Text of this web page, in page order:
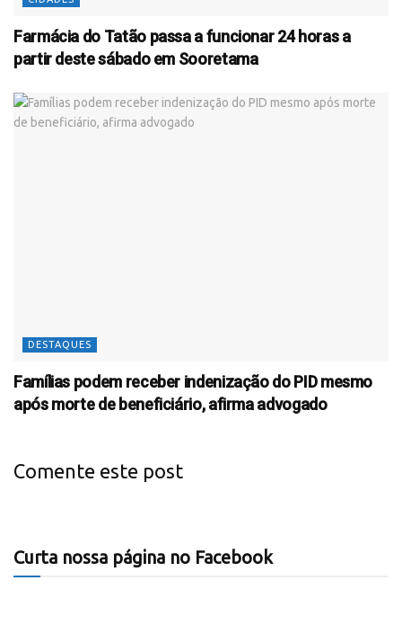
Farmácia do Tatão passa a funcionar 24 horas a
partir deste sábado em Sooretama
DESTAQUES
Famílias podem receber indenização do PID mesmo
após morte de beneficiário, afirma advogado
Comente este post
Curta nossa página no Facebook